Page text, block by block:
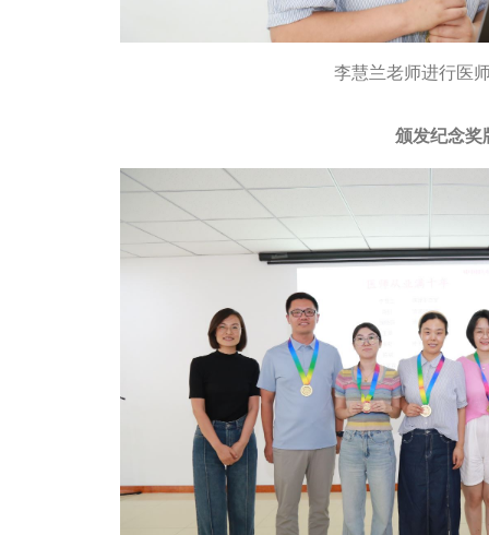
李慧兰老师进行医
颁发纪念奖